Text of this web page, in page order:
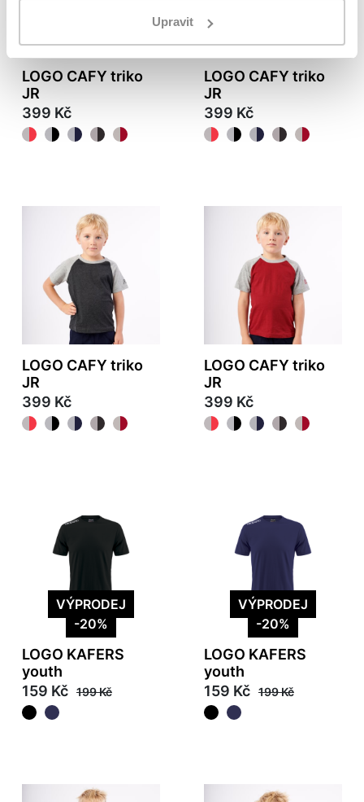
Upravit
LOGO CAFY triko
JR
399 Kč
LOGO CAFY triko
JR
399 Kč
LOGO CAFY triko
JR
399 Kč
LOGO CAFY triko
JR
399 Kč
VÝPRODEJ
-20%
LOGO KAFERS
youth
159 Kč 199 Kč
VÝPRODEJ
-20%
LOGO KAFERS
youth
159 Kč 199 Kč